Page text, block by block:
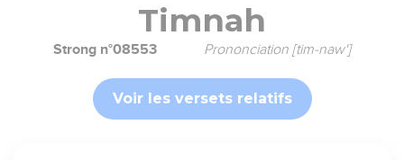
Timnah
Strong n°08553 Prononciation [tim-naw']
Voir les versets relatifs